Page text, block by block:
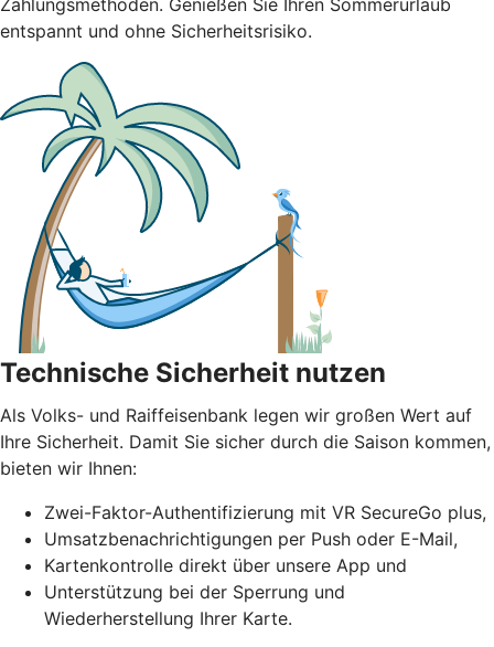
entspannt und ohne Sicherheitsrisiko.
Technische Sicherheit nutzen
Als Volks- und Raiffeisenbank legen wir großen Wert auf
Ihre Sicherheit. Damit Sie sicher durch die Saison kommen,
bieten wir Ihnen:
Zwei-Faktor-Authentifizierung mit VR SecureGo plus,
Umsatzbenachrichtigungen per Push oder E-Mail,
Kartenkontrolle direkt über unsere App und
Unterstützung bei der Sperrung und
Wiederherstellung Ihrer Karte.